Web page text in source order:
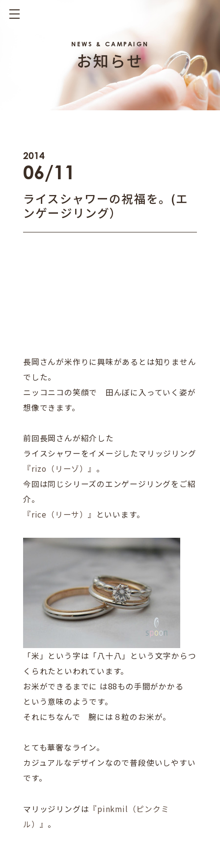
NEWS & CAMPAIGN
お知らせ
ライスシャワーの祝福を。(エ
ンゲージリング）
2014
06/11
長岡さんが米作りに興味があるとは知りません
でした。
ニッコニコの笑顔で 田んぼに入っていく姿が
想像できます。
前回長岡さんが紹介した
ライスシャワーをイメージしたマリッジリング
『rizo（リーゾ）』 。
今回は同じシリーズのエンゲージリングをご紹
介。
『rice（リーサ）』
といいます。
「米」という字は「八十八」という文字からつ
くられたといわれています。
お米ができるまでに は88もの手間がかかる
という意味のようです。
それにちなんで 腕には８粒のお米が。
とても華奢なライン。
カジュアルなデザインなので普段使いしやすい
です。
マリッジリングは 『pinkmil（ピンクミ
ル）』 。